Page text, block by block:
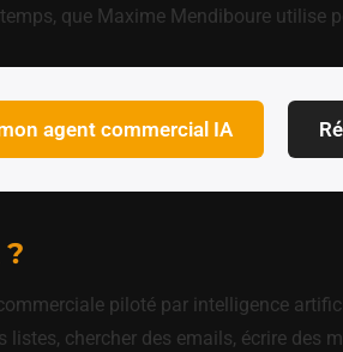
que Maxime Mendiboure utilise
agent commercial IA
piloté par intelligence
chercher des emails, écrire des